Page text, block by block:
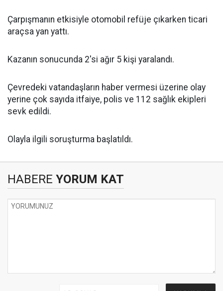
Çarpışmanın etkisiyle otomobil refüje çıkarken ticari
araçsa yan yattı.
Kazanın sonucunda 2'si ağır 5 kişi yaralandı.
Çevredeki vatandaşların haber vermesi üzerine olay
yerine çok sayıda itfaiye, polis ve 112 sağlık ekipleri
sevk edildi.
Olayla ilgili soruşturma başlatıldı.
HABERE YORUM KAT